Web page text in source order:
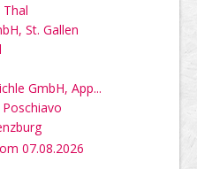
St. Gallen
GmbH, App...
Poschiavo
07.08.2026